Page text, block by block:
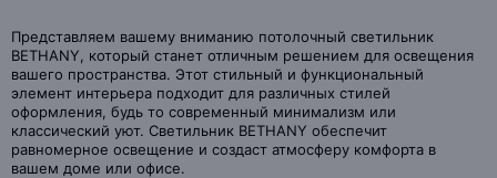
Представляем вашему вниманию потолочный светильник
BETHANY, который станет отличным решением для освещения
вашего пространства. Этот стильный и функциональный
элемент интерьера подходит для различных стилей
оформления, будь то современный минимализм или
классический уют. Светильник BETHANY обеспечит
равномерное освещение и создаст атмосферу комфорта в
вашем доме или офисе.